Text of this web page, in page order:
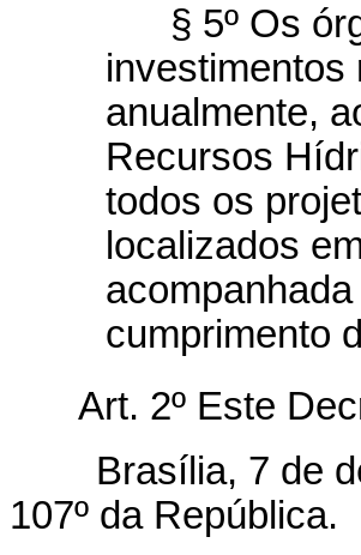
§ 5º Os
investimentos
anualmente,
Recursos
todos os
localizados
cumprimento
Art. 2º Este
Brasília, 7 de
107º da República.